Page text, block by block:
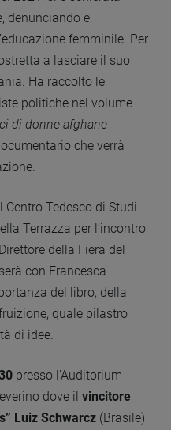
denunciando e
femminile. Per
a lasciare il suo
Ha raccolto le
politiche nel volume
di donne afghane
che verrà
Tedesco di Studi
Terrazza per l’incontro
della Fiera del
con Francesca
del libro, della
quale pilastro
di idee.
presso l’Auditorium
dove il vincitore
Luiz Schwarcz (Brasile)